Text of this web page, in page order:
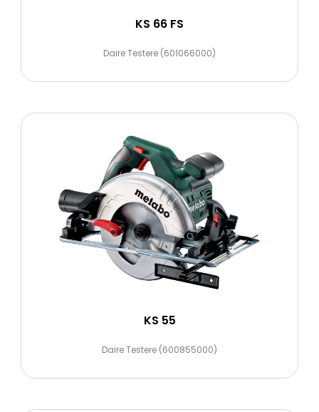
KS 66 FS
Daire Testere (601066000)
KS 55
Daire Testere (600855000)